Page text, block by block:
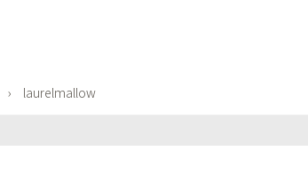
› laurelmallow